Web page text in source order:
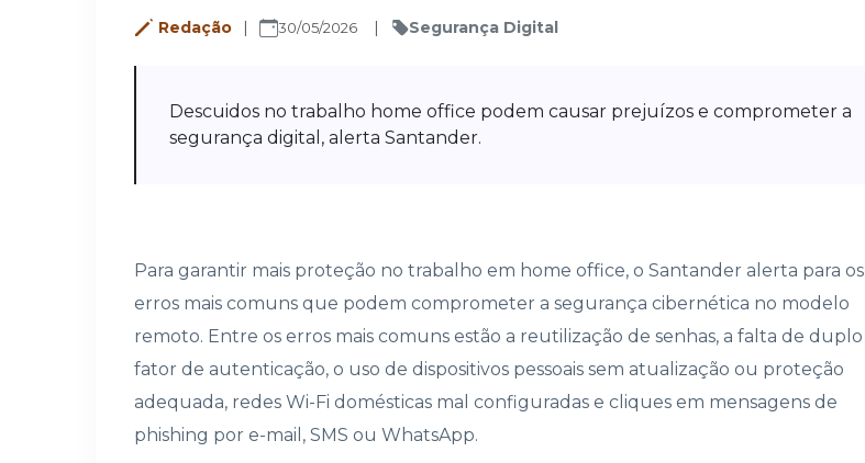
Redação 30/05/2026 Segurança Digital
Descuidos no trabalho home office podem causar prejuízos e comprometer a
segurança digital, alerta Santander.
Para garantir mais proteção no trabalho em home office, o Santander alerta para os
erros mais comuns que podem comprometer a segurança cibernética no modelo
remoto. Entre os erros mais comuns estão a reutilização de senhas, a falta de duplo
fator de autenticação, o uso de dispositivos pessoais sem atualização ou proteção
adequada, redes Wi-Fi domésticas mal configuradas e cliques em mensagens de
phishing por e-mail, SMS ou WhatsApp.